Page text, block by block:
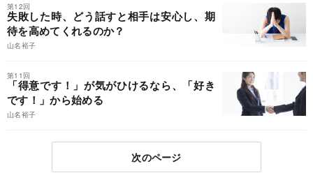
第12回
失敗した時、どう話すと相手は安心し、期
待を高めてくれるのか？
山名裕子
第11回
「得意です！」が気がひけるなら、「好き
です！」から始める
山名裕子
次のページ